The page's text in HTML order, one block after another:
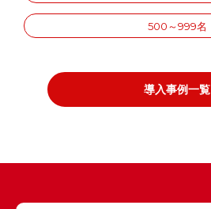
500～999名
導入事例一覧